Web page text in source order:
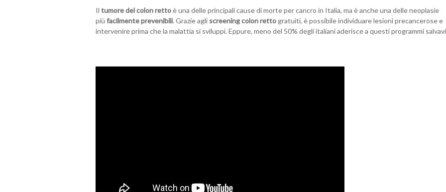
Il tumore del colon rettoè una delle principali cause di morte per cancro in Italia, ma è anche una delle neoplasie
più facilmente prevenibili. Grazie agli screening colon retto gratuiti, è possibile individuare lesioni precancerose e
intervenire prima che la malattia si sviluppi. Eppure, meno del 50% degli italiani aderisce a questi programmi